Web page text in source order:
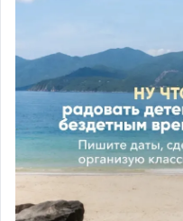
💸 От *121 971 ₽* на
Отели 4*, Al от
⛱ Отели 5*, Al от
🫶 Сервисный сбор
стоимость туров.
📲 Цена может
условия покупки